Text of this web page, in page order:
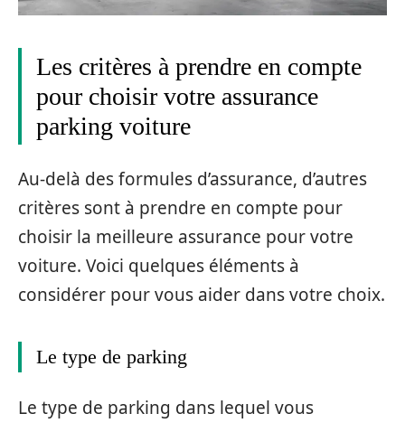
Les critères à prendre en compte
pour choisir votre assurance
parking voiture
Au-delà des formules d’assurance, d’autres
critères sont à prendre en compte pour
choisir la meilleure assurance pour votre
voiture. Voici quelques éléments à
considérer pour vous aider dans votre choix.
Le type de parking
Le type de parking dans lequel vous